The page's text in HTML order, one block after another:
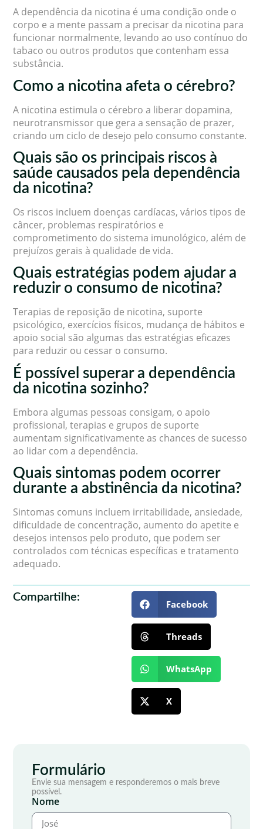
A dependência da nicotina é uma condição onde o
corpo e a mente passam a precisar da nicotina para
funcionar normalmente, levando ao uso contínuo do
tabaco ou outros produtos que contenham essa
substância.
Como a nicotina afeta o cérebro?
A nicotina estimula o cérebro a liberar dopamina,
neurotransmissor que gera a sensação de prazer,
criando um ciclo de desejo pelo consumo constante.
Quais são os principais riscos à
saúde causados pela dependência
da nicotina?
Os riscos incluem doenças cardíacas, vários tipos de
câncer, problemas respiratórios e
comprometimento do sistema imunológico, além de
prejuízos gerais à qualidade de vida.
Quais estratégias podem ajudar a
reduzir o consumo de nicotina?
Terapias de reposição de nicotina, suporte
psicológico, exercícios físicos, mudança de hábitos e
apoio social são algumas das estratégias eficazes
para reduzir ou cessar o consumo.
É possível superar a dependência
da nicotina sozinho?
Embora algumas pessoas consigam, o apoio
profissional, terapias e grupos de suporte
aumentam significativamente as chances de sucesso
ao lidar com a dependência.
Quais sintomas podem ocorrer
durante a abstinência da nicotina?
Sintomas comuns incluem irritabilidade, ansiedade,
dificuldade de concentração, aumento do apetite e
desejos intensos pelo produto, que podem ser
controlados com técnicas específicas e tratamento
adequado.
Compartilhe:
Facebook
Threads
WhatsApp
X
Formulário
Envie sua mensagem e responderemos o mais breve
possível.
Nome